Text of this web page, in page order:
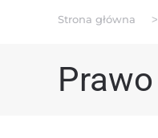
Strona główna
Prawo